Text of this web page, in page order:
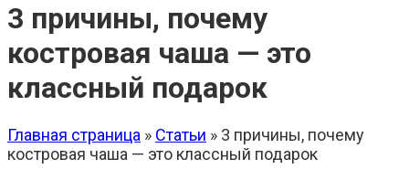
3 причины, почему
костровая чаша — это
классный подарок
Главная страница » Статьи » 3 причины, почему
костровая чаша — это классный подарок